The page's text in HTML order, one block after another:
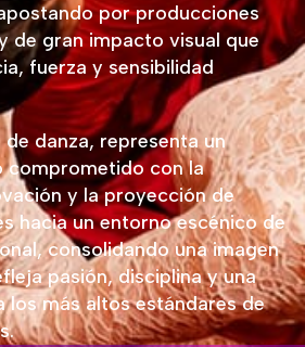
por producciones
de gran impacto visual que
fuerza y sensibilidad
danza, representa un
con la
y la proyección de
hacia un entorno escénico de
consolidando una imagen
pasión, disciplina y una
los más altos estándares de